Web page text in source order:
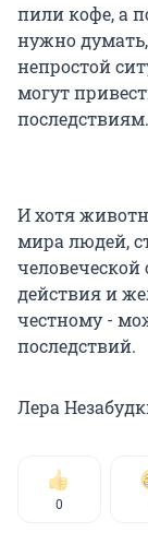
пили кофе, а
нужно
непростой
могут
последствиям.
И хотя
мира людей,
человеческой
действия и
честному -
последствий.
Лера
0